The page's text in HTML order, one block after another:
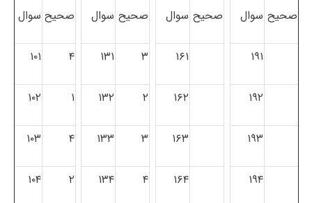
صحیح سوال صحیح سوال صحیح سوال صحیح سوال
۱۹۱ ۱۶۱ ۳ ۱۳۱ ۴ ۱۰۱
۱۹۲ ۱۶۲ ۲ ۱۳۲ ۱ ۱۰۲
۱۹۳ ۱۶۳ ۳ ۱۳۳ ۴ ۱۰۳
۱۹۴ ۱۶۴ ۴ ۱۳۴ ۲ ۱۰۴